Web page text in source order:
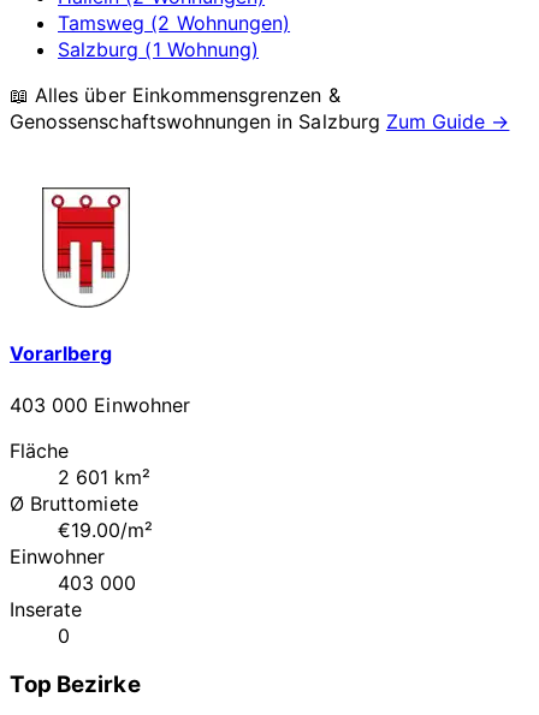
Tamsweg (2 Wohnungen)
Salzburg (1 Wohnung)
📖 Alles über Einkommensgrenzen &
Genossenschaftswohnungen in Salzburg Zum Guide →
Vorarlberg
403 000 Einwohner
Fläche
2 601 km²
Ø Bruttomiete
€19.00/m²
Einwohner
403 000
Inserate
0
Top Bezirke